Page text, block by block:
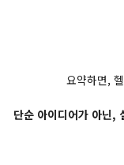
요약하면,
단순 아이디어가 아닌,